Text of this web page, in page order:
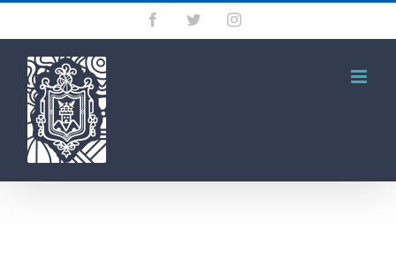
Saltar
contenido
FacebookTwitterInstagram